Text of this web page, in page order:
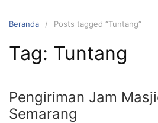
Beranda Posts tagged “Tuntang”
Tag: Tuntang
Pengiriman Jam
Semarang